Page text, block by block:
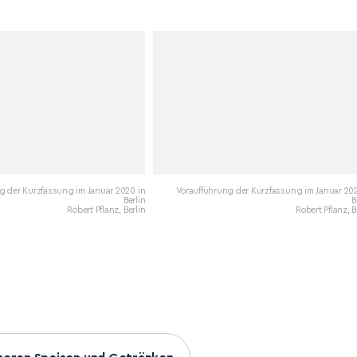
der Kurzfassung im Januar 2020 in
Berlin
Robert Pflanz, Berlin
Voraufführung der Kurzfassung im Januar
Robert Pflanz,